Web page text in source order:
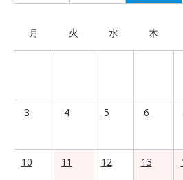
月 火 水 木
3 4 5 6
10
11
12
13